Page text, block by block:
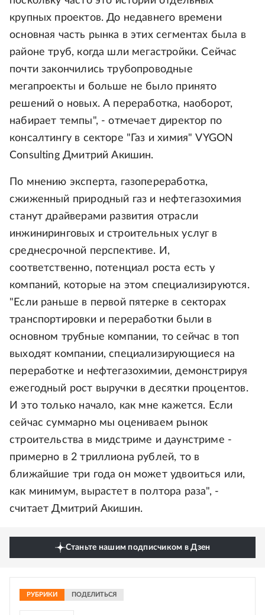
крупных проектов. До недавнего времени
основная часть рынка в этих сегментах была в
районе труб, когда шли мегастройки. Сейчас
почти закончились трубопроводные
мегапроекты и больше не было принято
решений о новых. А переработка, наоборот,
набирает темпы", - отмечает директор по
консалтингу в секторе "Газ и химия" VYGON
Consulting Дмитрий Акишин.
По мнению эксперта, газопереработка,
сжиженный природный газ и нефтегазохимия
станут драйверами развития отрасли
инжиниринговых и строительных услуг в
среднесрочной перспективе. И,
соответственно, потенциал роста есть у
компаний, которые на этом специализируются.
"Если раньше в первой пятерке в секторах
транспортировки и переработки были в
основном трубные компании, то сейчас в топ
выходят компании, специализирующиеся на
переработке и нефтегазохимии, демонстрируя
ежегодный рост выручки в десятки процентов.
И это только начало, как мне кажется. Если
сейчас суммарно мы оцениваем рынок
строительства в мидстриме и даунстриме -
примерно в 2 триллиона рублей, то в
ближайшие три года он может удвоиться или,
как минимум, вырастет в полтора раза", -
считает Дмитрий Акишин.
Станьте нашим подписчиком в Дзен
РУБРИКИ ПОДЕЛИТЬСЯ